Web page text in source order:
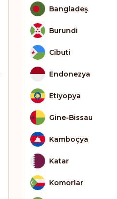
Bangladeş
Burundi
Cibuti
Endonezya
Etiyopya
Gine-Bissau
Kamboçya
Katar
Komorlar